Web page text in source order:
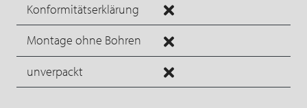
Konformitätserklärung
Montage ohne Bohren
unverpackt